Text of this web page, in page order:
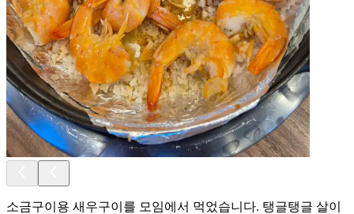
소금구이용 새우구이를 모임에서 먹었습니다. 탱글탱글 살이